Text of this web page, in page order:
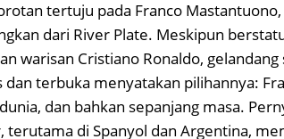
tertuju pada Franco
dari River Plate. Meskipun
warisan Cristiano Ronaldo,
dan terbuka menyatakan pilihannya:
dan bahkan sepanjang masa.
di Spanyol dan Argentina,